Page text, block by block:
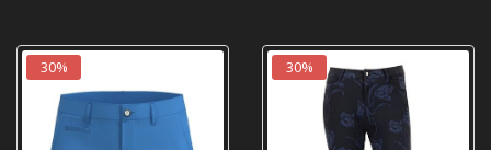
30% 30%